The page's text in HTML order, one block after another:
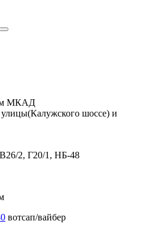
МКАД
шоссе) и
2, Г20/1, НБ-48
вотсап/вайбер